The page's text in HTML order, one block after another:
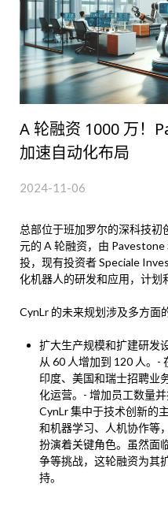
A 轮融资 1000 万！
加速自动化布局
2024-11-06
总部位于班加罗尔的深科技初
元的 A 轮融资，由
投，现有投资者 Speciale
化机器人的研发和应用，计划
CynLr 的未来规划涉及多方面
扩大生产规模和扩建研发
从 60 人增加到 120 人。-
印度、美国和瑞士招聘业
化运营。- 增加员工数量
CynLr 集中于技术创新的
和机器学习、人机协作等
扮演着关键角色。虽然面
争等挑战，这轮融资为其
持。